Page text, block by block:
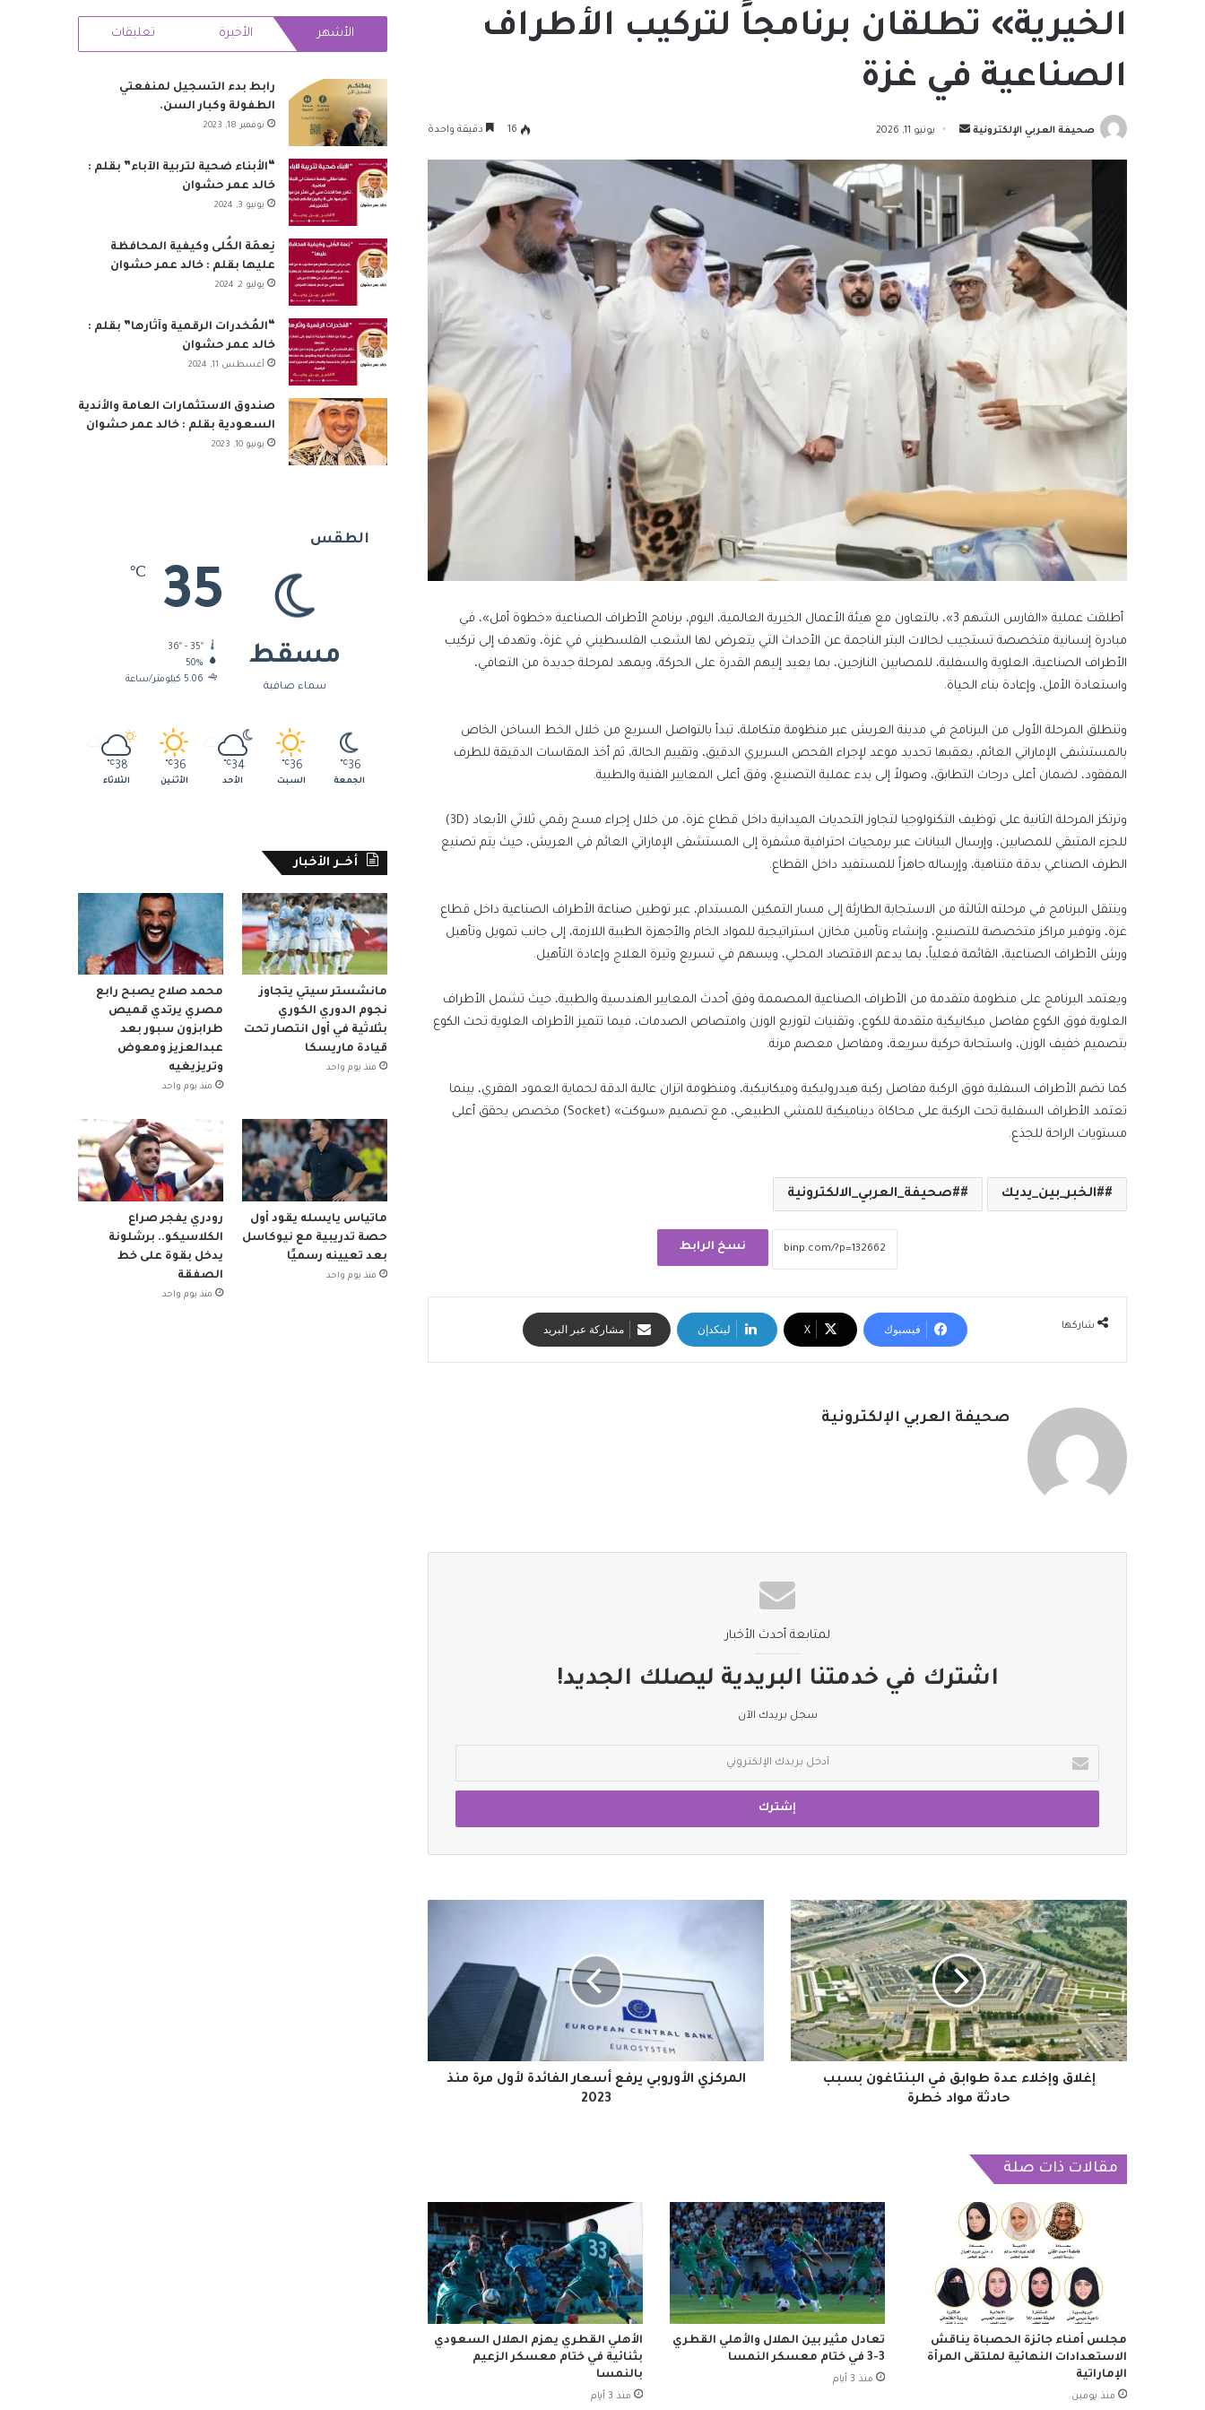
الخيرية» تطلقان برنامجاً لتركيب الأطراف
الصناعية في غزة
صحيفة العربي الإلكترونية
أرسل
إلكترونيا
يونيو 11, 2026 16 دقيقة واحدة
أطلقت عملية «الفارس الشهم 3»، بالتعاون مع هيئة الأعمال الخيرية العالمية، اليوم، برنامج الأطراف الصناعية «خطوة أمل»، في
مبادرة إنسانية متخصصة تستجيب لحالات البتر الناجمة عن الأحداث التي يتعرض لها الشعب الفلسطيني في غزة، وتهدف إلى تركيب
الأطراف الصناعية، العلوية والسفلية، للمصابين النازحين، بما يعيد إليهم القدرة على الحركة، ويمهد لمرحلة جديدة من التعافي،
واستعادة الأمل، وإعادة بناء الحياة.
وتنطلق المرحلة الأولى من البرنامج في مدينة العريش عبر منظومة متكاملة، تبدأ بالتواصل السريع من خلال الخط الساخن الخاص
بالمستشفى الإماراتي العائم، يعقبها تحديد موعد لإجراء الفحص السريري الدقيق، وتقييم الحالة، ثم أخذ المقاسات الدقيقة للطرف
المفقود، لضمان أعلى درجات التطابق، وصولاً إلى بدء عملية التصنيع، وفق أعلى المعايير الفنية والطبية.
وترتكز المرحلة الثانية على توظيف التكنولوجيا لتجاوز التحديات الميدانية داخل قطاع غزة، من خلال إجراء مسح رقمي ثلاثي الأبعاد (3D)
للجزء المتبقي للمصابين، وإرسال البيانات عبر برمجيات احترافية مشفرة إلى المستشفى الإماراتي العائم في العريش، حيث يتم تصنيع
الطرف الصناعي بدقة متناهية، وإرساله جاهزاً للمستفيد داخل القطاع.
وينتقل البرنامج في مرحلته الثالثة من الاستجابة الطارئة إلى مسار التمكين المستدام، عبر توطين صناعة الأطراف الصناعية داخل قطاع
غزة، وتوفير مراكز متخصصة للتصنيع، وإنشاء وتأمين مخازن استراتيجية للمواد الخام والأجهزة الطبية اللازمة، إلى جانب تمويل وتأهيل
ورش الأطراف الصناعية، القائمة فعلياً، بما يدعم الاقتصاد المحلي، ويسهم في تسريع وتيرة العلاج وإعادة التأهيل.
ويعتمد البرنامج على منظومة متقدمة من الأطراف الصناعية المصممة وفق أحدث المعايير الهندسية والطبية، حيث تشمل الأطراف
العلوية فوق الكوع مفاصل ميكانيكية متقدمة للكوع، وتقنيات لتوزيع الوزن وامتصاص الصدمات، فيما تتميز الأطراف العلوية تحت الكوع
بتصميم خفيف الوزن، واستجابة حركية سريعة، ومفاصل معصم مرنة.
كما تضم الأطراف السفلية فوق الركبة مفاصل ركبة هيدروليكية وميكانيكية، ومنظومة اتزان عالية الدقة لحماية العمود الفقري، بينما
تعتمد الأطراف السفلية تحت الركبة على محاكاة ديناميكية للمشي الطبيعي، مع تصميم «سوكت» (Socket) مخصص يحقق أعلى
مستويات الراحة للجذع.
#الخبر_بين_يديك #صحيفة_العربي_الالكترونية
نسخ الرابط
شاركها فيسبوك ‫X لينكدإن مشاركة عبر البريد
صحيفة العربي الإلكترونية
لمتابعة أحدث الأخبار
اشترك في خدمتنا البريدية ليصلك الجديد!
سجل بريدك الآن
بريدك
الإلكتروني
إغلاق
وإخلاء
عدة
طوابق
في
البنتاغون
بسبب
حادثة
مواد
إغلاق وإخلاء عدة طوابق في البنتاغون بسبب
حادثة مواد خطرة
2023
المركزي الأوروبي يرفع أسعار الفائدة لأول مرة منذ
2023
مقالات ذات صلة
مجلس أمناء جائزة الحصباة يناقش
الاستعدادات النهائية لملتقى المرأة
الإماراتية
منذ يومين
تعادل مثير بين الهلال والأهلي القطري
3-3 في ختام معسكر النمسا
منذ 3 أيام
الأهلي القطري يهزم الهلال السعودي
بثنائية في ختام معسكر الزعيم
بالنمسا
منذ 3 أيام
RSS
الأشهر الأخيرة تعليقات
رابط بدء التسجيل لمنفعتي
الطفولة وكبار السن.
نوفمبر 18, 2023
“الأبناء ضحية لتربية الآباء” بقلم :
خالد عمر حشوان
يونيو 3, 2024
نِعمَة الكُلى وكيفية المحافظة
عليها بقلم : خالد عمر حشوان
يوليو 2, 2024
“المُخدرات الرقمية وآثارها” بقلم :
خالد عمر حشوان
أغسطس 11, 2024
صندوق الاستثمارات العامة والأندية
السعودية بقلم : خالد عمر حشوان
يونيو 10, 2023
الطقس
مسقط
سماء صافية
35
℃
36º - 35º
50%
5.06 كيلومتر/ساعة
36
℃
الجمعة
36
℃
السبت
34
℃
الأحد
36
℃
الأثنين
38
℃
الثلاثاء
أخــر الأخبار
مانشستر سيتي يتجاوز
نجوم الدوري الكوري
بثلاثية في أول انتصار تحت
قيادة ماريسكا
منذ يوم واحد
محمد صلاح يصبح رابع
مصري يرتدي قميص
طرابزون سبور بعد
عبدالعزيز ومعوض
وتريزيغيه
منذ يوم واحد
ماتياس يايسله يقود أول
حصة تدريبية مع نيوكاسل
بعد تعيينه رسميًا
منذ يوم واحد
رودري يفجر صراع
الكلاسيكو.. برشلونة
يدخل بقوة على خط
الصفقة
منذ يوم واحد